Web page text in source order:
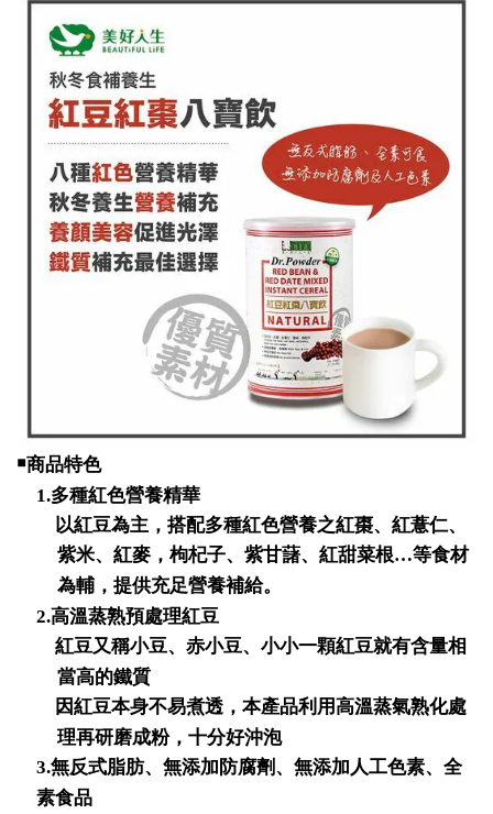
￭商品特色
1.多種紅色營養精華
以紅豆為主，搭配多種紅色營養之紅棗、紅薏仁、
紫米、紅麥，枸杞子、紫甘藷、紅甜菜根…等食材
為輔，提供充足營養補給。
2.高溫蒸熟預處理紅豆
紅豆又稱小豆、赤小豆、小小一顆紅豆就有含量相
當高的鐵質
因紅豆本身不易煮透，本產品利用高溫蒸氣熟化處
理再研磨成粉，十分好沖泡
3.無反式脂肪、無添加防腐劑、無添加人工色素、全
素食品